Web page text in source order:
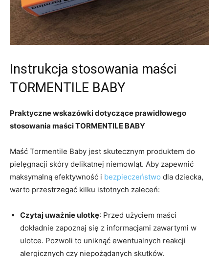
Instrukcja stosowania maści
TORMENTILE BABY
Praktyczne wskazówki dotyczące prawidłowego
stosowania maści TORMENTILE BABY
Maść Tormentile Baby jest skutecznym produktem do
pielęgnacji skóry delikatnej niemowląt. Aby zapewnić
maksymalną efektywność i bezpieczeństwo dla dziecka,
warto przestrzegać kilku istotnych zaleceń:
Czytaj uważnie ulotkę: Przed użyciem maści
dokładnie zapoznaj się z informacjami zawartymi w
ulotce. Pozwoli to uniknąć ewentualnych reakcji
alergicznych czy niepożądanych skutków.